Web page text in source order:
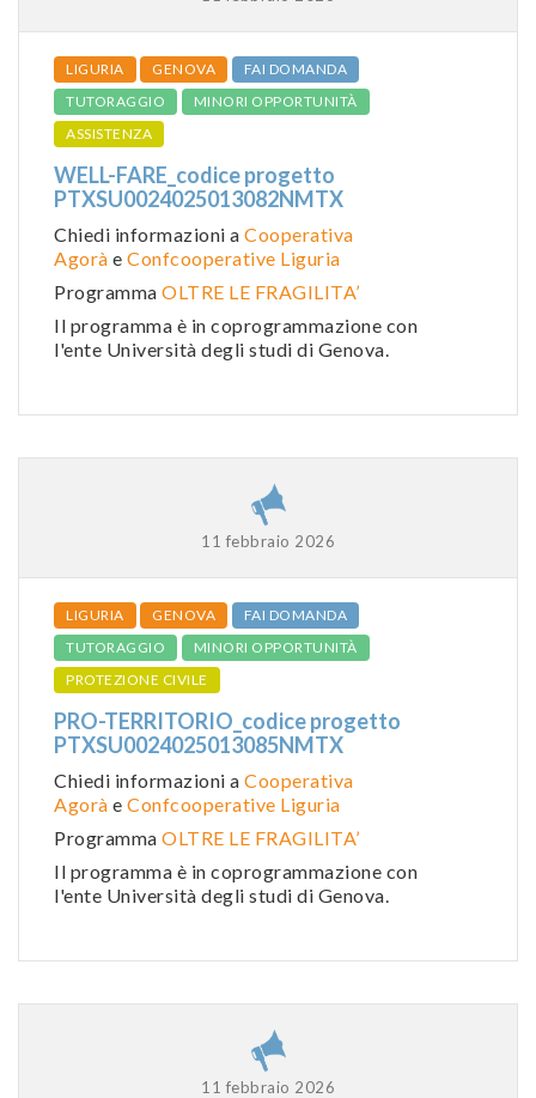
LIGURIA GENOVA
FAI DOMANDA
TUTORAGGIO
MINORI OPPORTUNITÀ
ASSISTENZA
WELL-FARE_codice progetto
PTXSU0024025013082NMTX
Chiedi informazioni a Cooperativa
Agorà e Confcooperative Liguria
Programma OLTRE LE FRAGILITA’
Il programma è in coprogrammazione con
l'ente Università degli studi di Genova.
11 febbraio 2026
LIGURIA GENOVA
FAI DOMANDA
TUTORAGGIO
MINORI OPPORTUNITÀ
PROTEZIONE CIVILE
PRO-TERRITORIO_codice progetto
PTXSU0024025013085NMTX
Chiedi informazioni a Cooperativa
Agorà e Confcooperative Liguria
Programma OLTRE LE FRAGILITA’
Il programma è in coprogrammazione con
l'ente Università degli studi di Genova.
11 febbraio 2026